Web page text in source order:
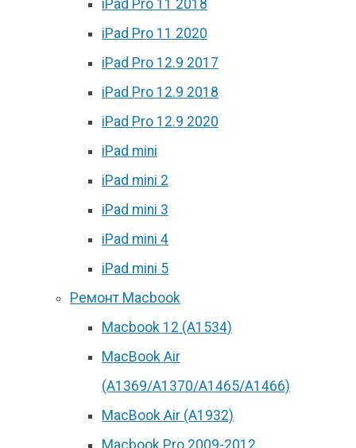
iPad Pro 11 2018
iPad Pro 11 2020
iPad Pro 12.9 2017
iPad Pro 12.9 2018
iPad Pro 12.9 2020
iPad mini
iPad mini 2
iPad mini 3
iPad mini 4
iPad mini 5
Ремонт Macbook
Macbook 12 (А1534)
MacBook Air
(A1369/A1370/A1465/A1466)
MacBook Air (A1932)
Macbook Pro 2009-2012